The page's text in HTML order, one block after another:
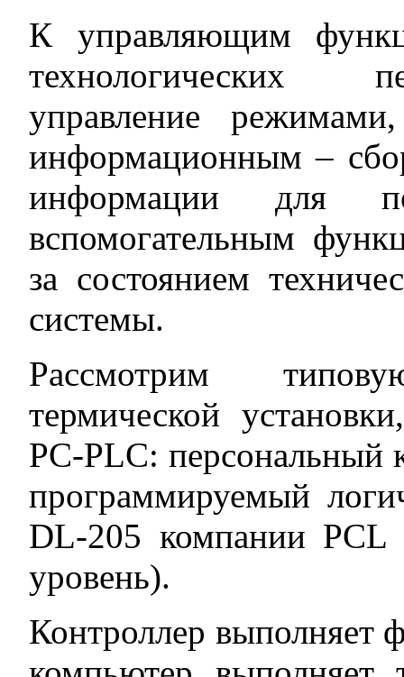
К управляющим
технологических
управление
информационным –
информации для
вспомогательным
за состоянием
системы.
Рассмотрим
термической
PC-PLC: персональный
программируемый
DL-205 компании
уровень).
Контроллер выполняет